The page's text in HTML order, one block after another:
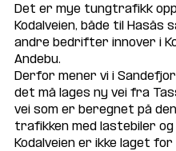
Det er mye tungtrafikk
Kodalveien, både til Hasås
andre bedrifter innover i
Andebu.
Derfor mener vi i
det må lages ny vei fra
vei som er beregnet på
trafikken med lastebiler
Kodalveien er ikke laget